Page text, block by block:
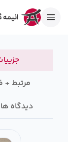
مرتبط
دیدگاه ها